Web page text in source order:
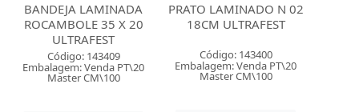
BANDEJA LAMINADA
ROCAMBOLE 35 X 20
ULTRAFEST
Código: 143409
Embalagem: Venda PT\20
Master CM\100
PRATO LAMINADO N 02
18CM ULTRAFEST
Código: 143400
Embalagem: Venda PT\20
Master CM\100